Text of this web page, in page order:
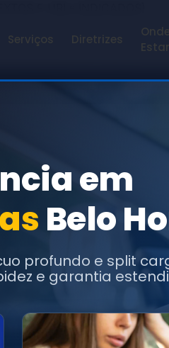
Serviços Diretrizes
Onde
em
Belo
profundo e split
e garantia